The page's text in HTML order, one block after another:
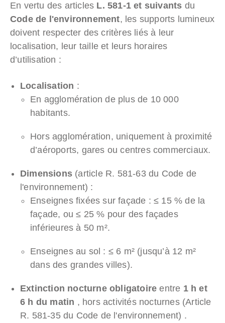
En vertu des articles L. 581-1 et suivants du
Code de l'environnement, les supports lumineux
doivent respecter des critères liés à leur
localisation, leur taille et leurs horaires
d’utilisation :
Localisation :
En agglomération de plus de 10 000
habitants.
Hors agglomération, uniquement à proximité
d’aéroports, gares ou centres commerciaux.
Dimensions (article R. 581-63 du Code de
l'environnement) :
Enseignes fixées sur façade : ≤ 15 % de la
façade, ou ≤ 25 % pour des façades
inférieures à 50 m².
Enseignes au sol : ≤ 6 m² (jusqu’à 12 m²
dans des grandes villes).
Extinction nocturne obligatoire entre 1 h et
6 h du matin , hors activités nocturnes (Article
R. 581-35 du Code de l'environnement) .